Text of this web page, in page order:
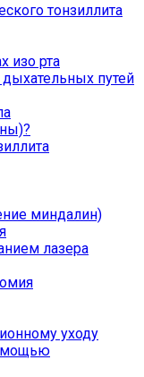
тонзиллита
изо рта
путей
миндалин)
лазера
уходу